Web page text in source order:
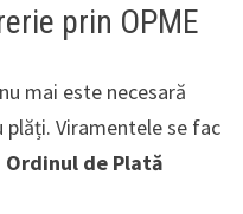
prin OPME
mai este necesară
Viramentele se fac
Ordinul de Plată